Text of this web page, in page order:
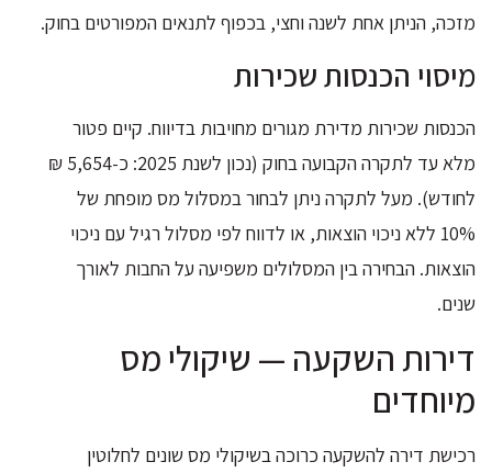
מזכה, הניתן אחת לשנה וחצי, בכפוף לתנאים המפורטים בחוק.
מיסוי הכנסות שכירות
הכנסות שכירות מדירת מגורים מחויבות בדיווח. קיים פטור
מלא עד לתקרה הקבועה בחוק (נכון לשנת 2025: כ-5,654 ₪
לחודש). מעל לתקרה ניתן לבחור במסלול מס מופחת של
10% ללא ניכוי הוצאות, או לדווח לפי מסלול רגיל עם ניכוי
הוצאות. הבחירה בין המסלולים משפיעה על החבות לאורך
שנים.
דירות השקעה — שיקולי מס
מיוחדים
רכישת דירה להשקעה כרוכה בשיקולי מס שונים לחלוטין